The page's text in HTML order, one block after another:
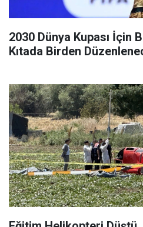
2030 Dünya Kupası İçin
Kıtada Birden